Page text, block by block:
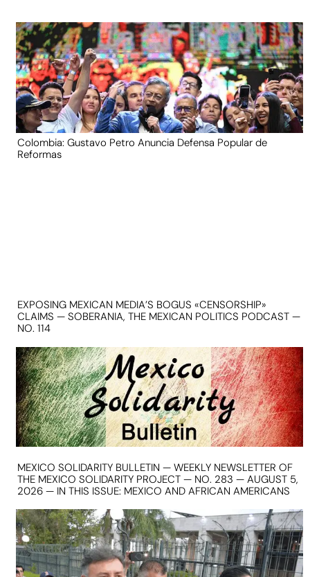
Colombia: Gustavo Petro Anuncia Defensa Popular de
Reformas
EXPOSING MEXICAN MEDIA’S BOGUS «CENSORSHIP»
CLAIMS — SOBERANIA, THE MEXICAN POLITICS PODCAST —
NO. 114
MEXICO SOLIDARITY BULLETIN — WEEKLY NEWSLETTER OF
THE MEXICO SOLIDARITY PROJECT — NO. 283 — AUGUST 5,
2026 — IN THIS ISSUE: MEXICO AND AFRICAN AMERICANS